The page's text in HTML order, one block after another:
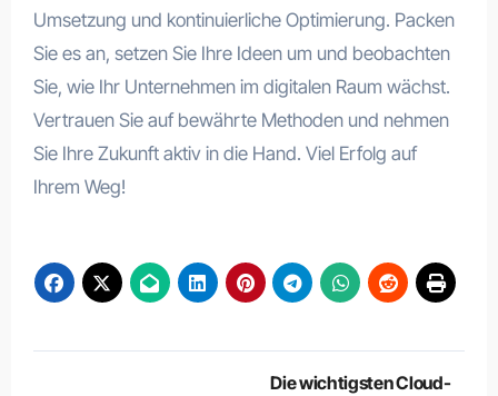
Umsetzung und kontinuierliche Optimierung. Packen
Sie es an, setzen Sie Ihre Ideen um und beobachten
Sie, wie Ihr Unternehmen im digitalen Raum wächst.
Vertrauen Sie auf bewährte Methoden und nehmen
Sie Ihre Zukunft aktiv in die Hand. Viel Erfolg auf
Ihrem Weg!
Die wichtigsten Cloud-